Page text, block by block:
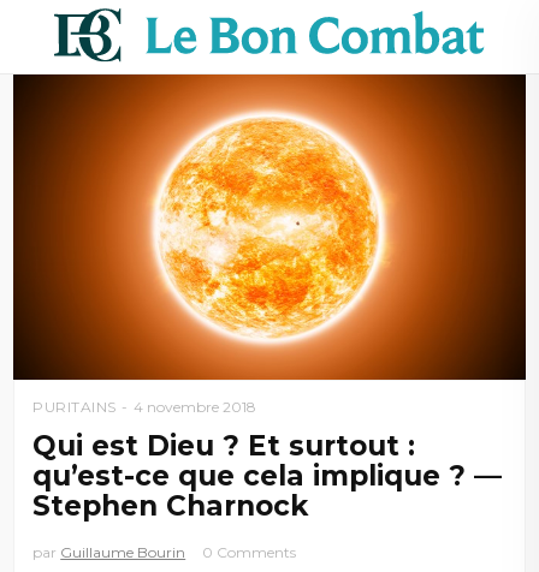
PURITAINS 4 novembre 2018
Qui est Dieu ? Et surtout :
qu’est-ce que cela implique ? —
Stephen Charnock
par Guillaume Bourin 0 Comments